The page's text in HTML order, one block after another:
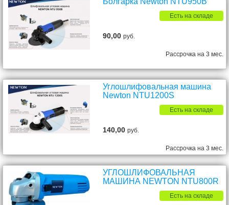
Есть на складе
90,00руб.
Рассрочка на 3 мес.
Углошлифовальная машина
Newton NTU1200S
Есть на складе
140,00руб.
Рассрочка на 3 мес.
УГЛОШЛИФОВАЛЬНАЯ
МАШИНА NEWTON NTU800R
Есть на складе